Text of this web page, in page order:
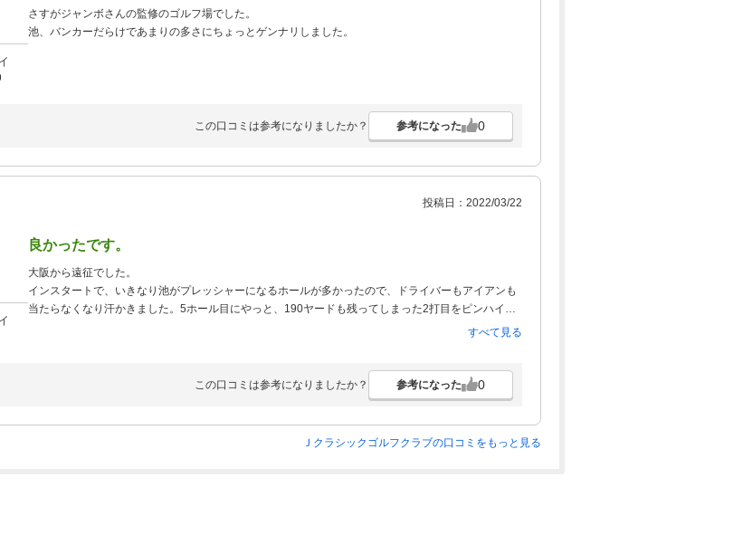
さすがジャンボさんの監修のゴルフ場でした。
池、バンカーだらけであまりの多さにちょっとゲンナリしました。
この口コミは参考になりましたか？ 参考になった 0
投稿日：2022/03/22
良かったです。
大阪から遠征でした。
インスタートで、いきなり池がプレッシャーになるホールが多かったので、ドライバーもアイアンも
当たらなくなり汗かきました。5ホール目にやっと、190ヤードも残ってしまった2打目をピンハイに
すべて見る
この口コミは参考になりましたか？ 参考になった 0
Ｊクラシックゴルフクラブの口コミをもっと見る